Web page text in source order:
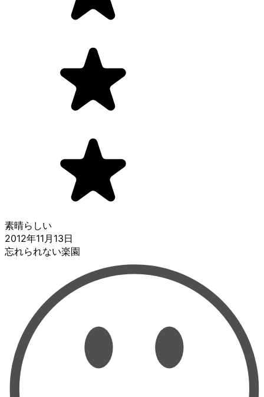
素晴らしい
2012年11月13日
忘れられない楽園